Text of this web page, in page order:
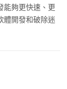
能夠更快速、更
體開發和破除迷